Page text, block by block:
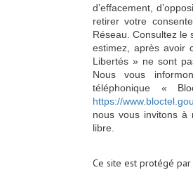
d’effacement,
retirer votre
Réseau. Consultez le
estimez, après avoir
Libertés » ne sont
Nous vous
téléphonique «
https://
nous vous invitons à
libre.
Ce site est protégé par